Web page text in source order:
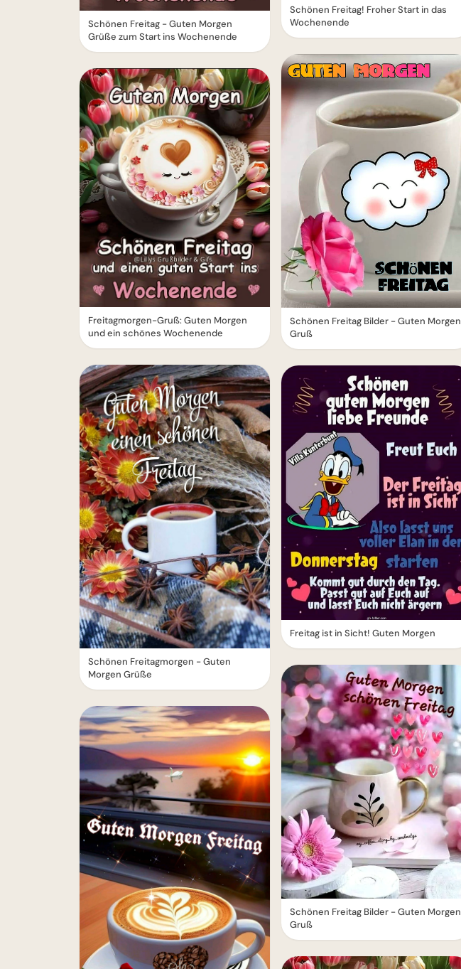
Schönen Freitag - Guten Morgen
Grüße zum Start ins Wochenende
Freitagmorgen-Gruß: Guten Morgen
und ein schönes Wochenende
Schönen Freitagmorgen - Guten
Morgen Grüße
Schönen Freitag! Froher Start in das
Wochenende
Schönen Freitag Bilder - Guten Morgen
Gruß
Freitag ist in Sicht! Guten Morgen
Schönen Freitag Bilder - Guten Morgen
Gruß